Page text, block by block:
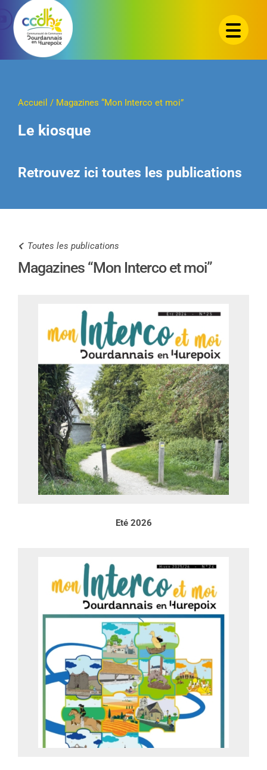
Passer
contenu
Accueil / Magazines “Mon Interco et moi”
Le kiosque
Retrouvez ici toutes les publications
Toutes les publications
Magazines “Mon Interco et moi”
Eté 2026